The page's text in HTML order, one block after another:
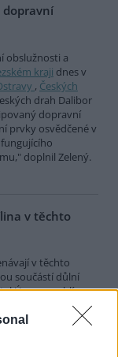
dopravní
obslužnosti a
kraji dnes v
, Českých
drah Dalibor
dopravní
prvky osvědčené v
doplnil Zelený.
v těchto
v těchto
součástí důlní
Úpravny uhlí v
katalogová
že
zásobníků